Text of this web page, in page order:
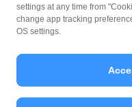
カスタマーハラスメントに関する
settings at any time from
change app tracking
OS settings.